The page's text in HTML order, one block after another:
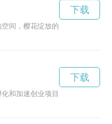
间，樱花绽放的时候，仿佛整
下载
和加速创业项目的机构，已经
下载